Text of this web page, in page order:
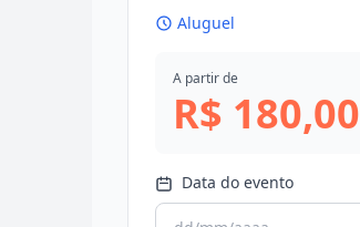
Aluguel
A partir de
R$ 180,00
Data do evento